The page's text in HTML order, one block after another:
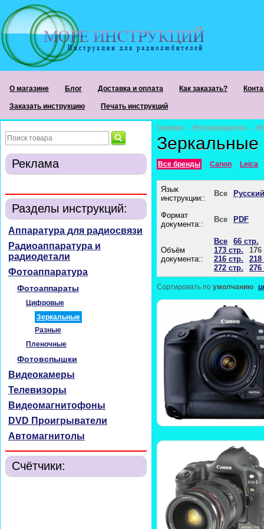
О магазине Блог Доставка и оплата Как заказать?
Заказать инструкцию Печать инструкций
Реклама
Разделы инструкций:
Аппаратура для радиосвязи
Радиоаппаратура и
радиодетали
Фотоаппаратура
Фотоаппараты
Цифровые
Зеркальные
Разные
Пленочные
Фотовспышки
Видеокамеры
Телевизоры
Видеомагнитофоны
DVD Проигрыватели
Автомагнитолы
Счётчики:
Главная → Фотоаппаратура →
Зеркальные
Все бренды Canon Leica
Язык
инструкции::
Все Русский
Формат
документа::
Все PDF
Объём
документа::
Все
66 стр.
173 стр.
176
216 стр.
218
272 стр.
276
Сортировать по умолчанию